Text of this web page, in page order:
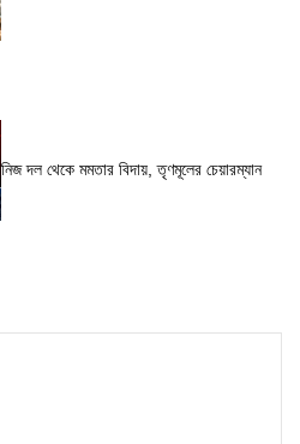
নিজ দল থেকে মমতার বিদায়, তৃণমূলের চেয়ারম্যান